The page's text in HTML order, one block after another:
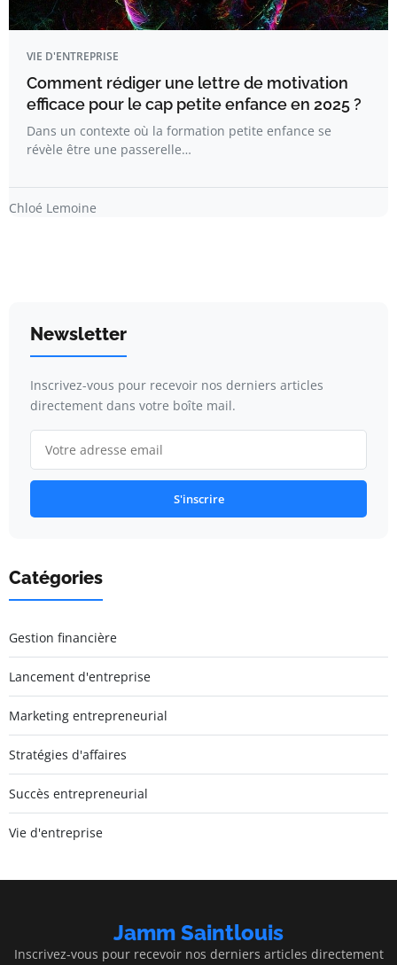
VIE D'ENTREPRISE
Comment rédiger une lettre de motivation
efficace pour le cap petite enfance en 2025 ?
Dans un contexte où la formation petite enfance se
révèle être une passerelle…
Chloé Lemoine
Newsletter
Inscrivez-vous pour recevoir nos derniers articles
directement dans votre boîte mail.
S'inscrire
Catégories
Gestion financière
Lancement d'entreprise
Marketing entrepreneurial
Stratégies d'affaires
Succès entrepreneurial
Vie d'entreprise
Jamm Saintlouis
Inscrivez-vous pour recevoir nos derniers articles directement